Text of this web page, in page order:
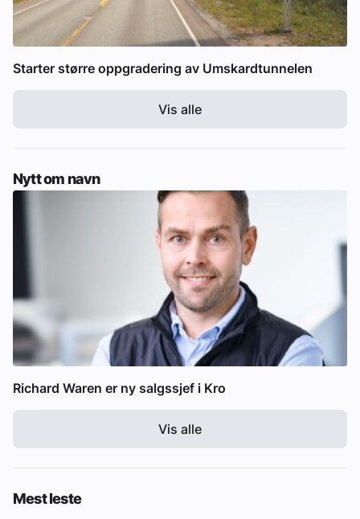
Starter større oppgradering av Umskardtunnelen
Vis alle
Nytt om navn
Richard Waren er ny salgssjef i Kro
Vis alle
Mest leste